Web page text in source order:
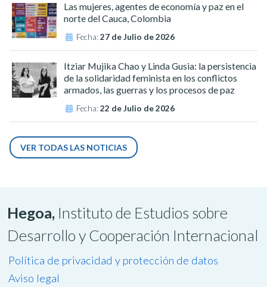
Las mujeres, agentes de economía y paz en el
norte del Cauca, Colombia
Fecha:27 de Julio de 2026
Itziar Mujika Chao y Linda Gusia: la persistencia
de la solidaridad feminista en los conflictos
armados, las guerras y los procesos de paz
Fecha:22 de Julio de 2026
VER TODAS LAS NOTICIAS
Hegoa, Instituto de Estudios sobre
Desarrollo y Cooperación Internacional
Política de privacidad y protección de datos
Aviso legal